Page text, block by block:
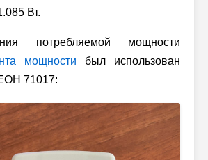
Вт.
потребляемой мощности
мощности был использован
71017: